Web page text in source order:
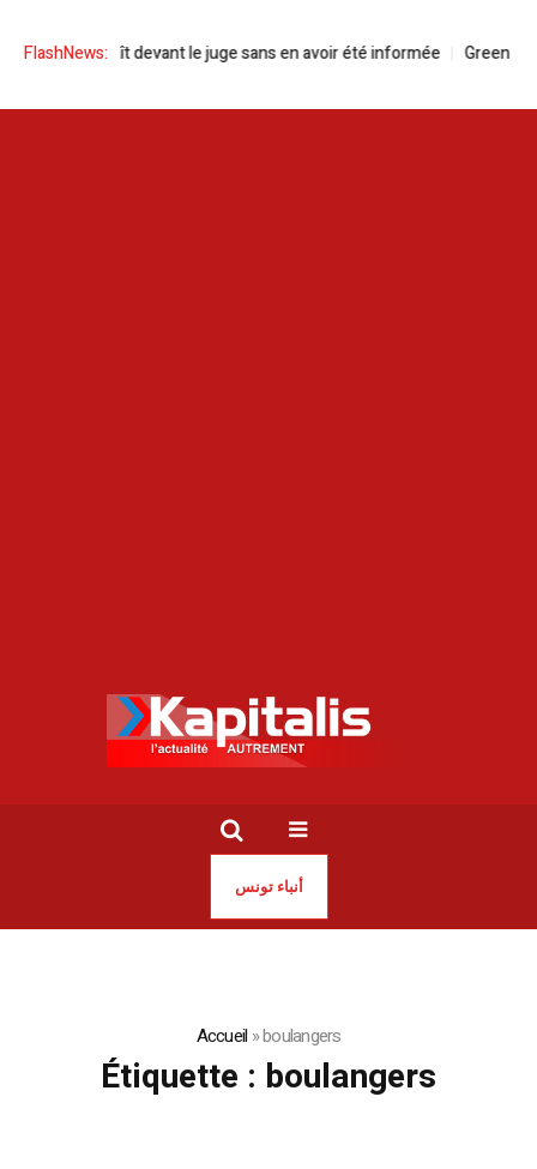
FlashNews:
devant le juge sans en avoir été informée Green Forward pour
أنباء تونس
Accueil »boulangers
Étiquette : boulangers